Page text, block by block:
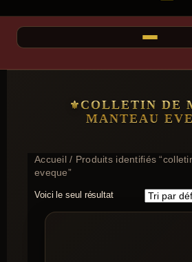
COLLETIN DE
MANTEAU
Accueil/ Produits identifiés
eveque”
Voici le seul résultat